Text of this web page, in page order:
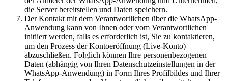
die Server bereitstellen und Daten speichern.
Der Kontakt mit dem Verantwortlichen über die WhatsApp-
Anwendung kann von Ihnen oder vom Verantwortlichen
initiiert werden, falls es erforderlich ist, Sie zu kontaktieren,
um den Prozess der Kontoeröffnung (Live-Konto)
abzuschließen. Folglich können Ihre personenbezogenen
Daten (abhängig von Ihren Datenschutzeinstellungen in der
WhatsApp-Anwendung) in Form Ihres Profilbildes und Ihrer